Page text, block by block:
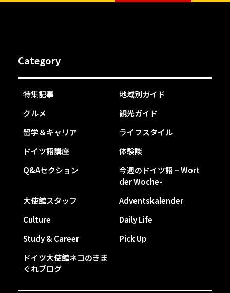
Category
特集記事
地域別ガイド
グルメ
観光ガイド
留学＆キャリア
ライフスタイル
ドイツ語講座
体験談
Q&Aセクション
今週のドイツ語 – Wort
der Woche-
大使館スタッフ
Adventskalender
Culture
Daily Life
Study & Career
Pick Up
ドイツ大使館ネコのきま
ぐれブログ